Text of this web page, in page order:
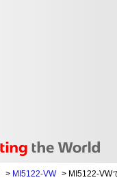
> MI5122-VW > MI5122-VW